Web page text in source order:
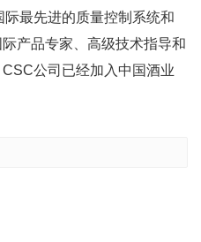
最先进的质量控制系统和
产品专家、高级技术指导和
公司已经加入中国酒业